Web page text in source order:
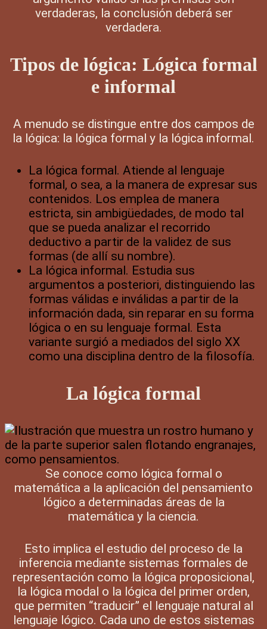
verdaderas, la conclusión deberá ser
verdadera.
Tipos de lógica: Lógica formal
e informal
A menudo se distingue entre dos campos de
la lógica: la lógica formal y la lógica informal.
La lógica formal. Atiende al lenguaje
formal, o sea, a la manera de expresar sus
contenidos. Los emplea de manera
estricta, sin ambigüedades, de modo tal
que se pueda analizar el recorrido
deductivo a partir de la validez de sus
formas (de allí su nombre).
La lógica informal. Estudia sus
argumentos a posteriori, distinguiendo las
formas válidas e inválidas a partir de la
información dada, sin reparar en su forma
lógica o en su lenguaje formal. Esta
variante surgió a mediados del siglo XX
como una disciplina dentro de la filosofía.
La lógica formal
Se conoce como lógica formal o
matemática a la aplicación del pensamiento
lógico a determinadas áreas de la
matemática y la ciencia.
Esto implica el estudio del proceso de la
inferencia mediante sistemas formales de
representación como la lógica proposicional,
la lógica modal o la lógica del primer orden,
que permiten “traducir” el lenguaje natural al
lenguaje lógico. Cada uno de estos sistemas